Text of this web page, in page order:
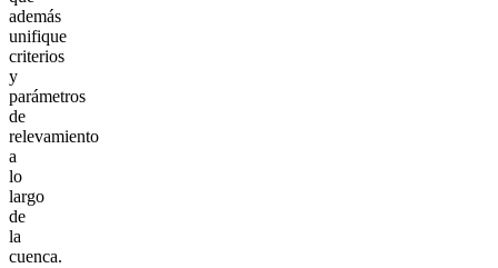
además
unifique
criterios
y
parámetros
de
relevamiento
a
lo
largo
de
la
cuenca.